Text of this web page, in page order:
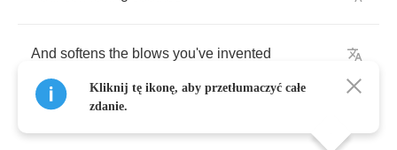
And softens the blows you've invented
Kliknij tę ikonę, aby przetłumaczyć całe
zdanie.